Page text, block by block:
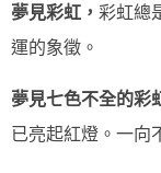
夢見彩虹， 彩虹總
運的象徵。
夢見七色不全的彩
已亮起紅燈。一向